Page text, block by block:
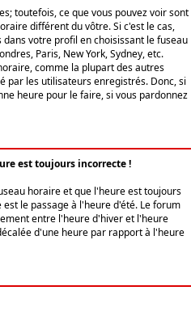
toutefois, ce que vous pouvez voir sont
différent du vôtre. Si c'est le cas,
votre profil en choisissant le fuseau
Paris, New York, Sydney, etc.
comme la plupart des autres
par les utilisateurs enregistrés. Donc, si
heure pour le faire, si vous pardonnez
est toujours incorrecte !
horaire et que l'heure est toujours
le passage à l'heure d'été. Le forum
entre l'heure d'hiver et l'heure
d'une heure par rapport à l'heure